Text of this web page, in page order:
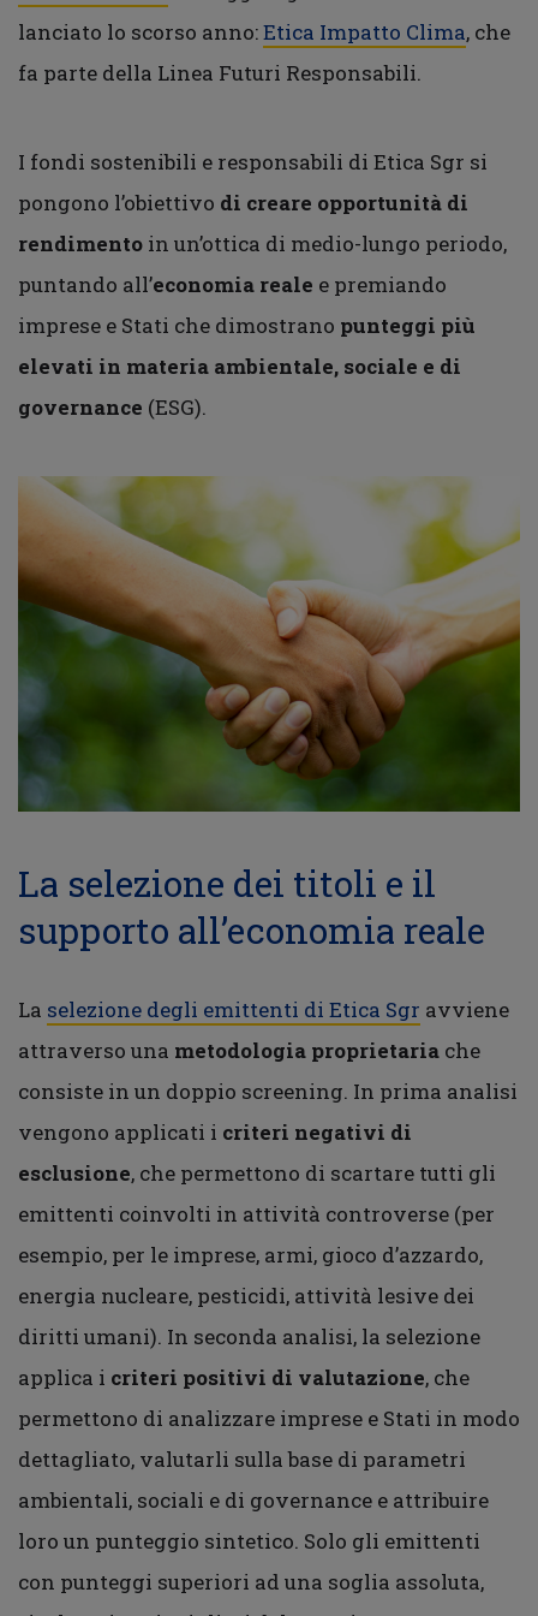
lanciato lo scorso anno:Etica Impatto Clima, che
fa parte della Linea Futuri Responsabili.
I fondi sostenibili e responsabili di Etica Sgr si
pongono l’obiettivo di creare opportunità di
rendimento in un’ottica di medio-lungo periodo,
puntando all’economia reale e premiando
imprese e Stati che dimostrano punteggi più
elevati in materia ambientale, sociale e di
governance (ESG).
La selezione dei titoli e il
supporto all’economia reale
La selezione degli emittenti di Etica Sgr avviene
attraverso una metodologia proprietaria che
consiste in un doppio screening. In prima analisi
vengono applicati i criteri negativi di
esclusione, che permettono di scartare tutti gli
emittenti coinvolti in attività controverse (per
esempio, per le imprese, armi, gioco d’azzardo,
energia nucleare, pesticidi, attività lesive dei
diritti umani). In seconda analisi, la selezione
applica i criteri positivi di valutazione, che
permettono di analizzare imprese e Stati in modo
dettagliato, valutarli sulla base di parametri
ambientali, sociali e di governance e attribuire
loro un punteggio sintetico. Solo gli emittenti
con punteggi superiori ad una soglia assoluta,